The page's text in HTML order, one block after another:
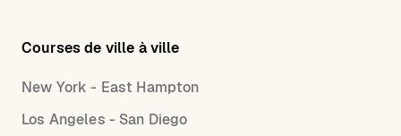
Courses de ville à ville
New York - East Hampton
Los Angeles - San Diego